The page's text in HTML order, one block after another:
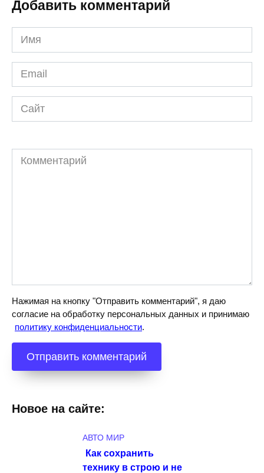
Добавить комментарий
Имя
*
Email
*
Сайт
Комментарий
Нажимая на кнопку "Отправить комментарий", я даю
согласие на обработку персональных данных и принимаю
политику конфиденциальности.
Новое на сайте:
АВТО МИР
Как сохранить
технику в строю и не